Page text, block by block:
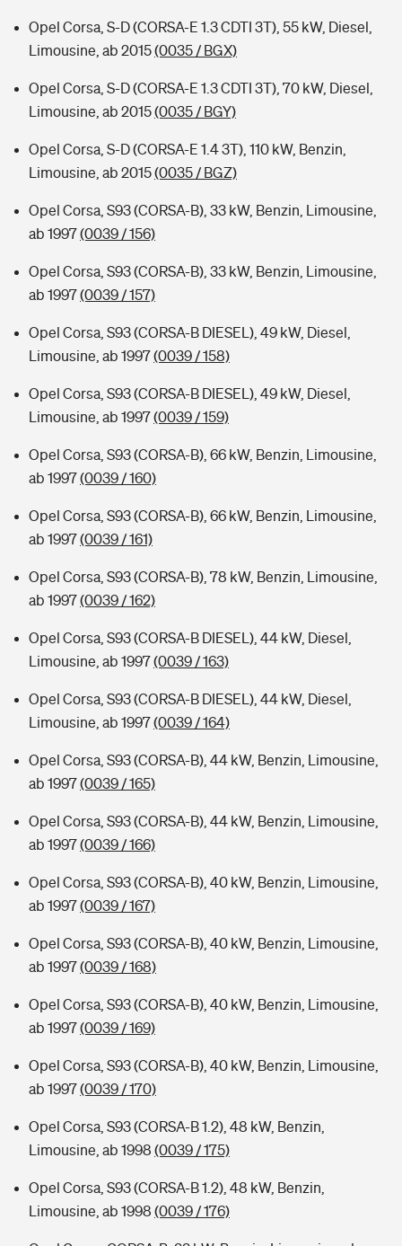
Opel Corsa, S-D (CORSA-E 1.3 CDTI 3T), 55 kW, Diesel,
Limousine, ab 2015(0035 / BGX)
Opel Corsa, S-D (CORSA-E 1.3 CDTI 3T), 70 kW, Diesel,
Limousine, ab 2015(0035 / BGY)
Opel Corsa, S-D (CORSA-E 1.4 3T), 110 kW, Benzin,
Limousine, ab 2015(0035 / BGZ)
Opel Corsa, S93 (CORSA-B), 33 kW, Benzin, Limousine,
ab 1997(0039 / 156)
Opel Corsa, S93 (CORSA-B), 33 kW, Benzin, Limousine,
ab 1997(0039 / 157)
Opel Corsa, S93 (CORSA-B DIESEL), 49 kW, Diesel,
Limousine, ab 1997(0039 / 158)
Opel Corsa, S93 (CORSA-B DIESEL), 49 kW, Diesel,
Limousine, ab 1997(0039 / 159)
Opel Corsa, S93 (CORSA-B), 66 kW, Benzin, Limousine,
ab 1997(0039 / 160)
Opel Corsa, S93 (CORSA-B), 66 kW, Benzin, Limousine,
ab 1997(0039 / 161)
Opel Corsa, S93 (CORSA-B), 78 kW, Benzin, Limousine,
ab 1997(0039 / 162)
Opel Corsa, S93 (CORSA-B DIESEL), 44 kW, Diesel,
Limousine, ab 1997(0039 / 163)
Opel Corsa, S93 (CORSA-B DIESEL), 44 kW, Diesel,
Limousine, ab 1997(0039 / 164)
Opel Corsa, S93 (CORSA-B), 44 kW, Benzin, Limousine,
ab 1997(0039 / 165)
Opel Corsa, S93 (CORSA-B), 44 kW, Benzin, Limousine,
ab 1997(0039 / 166)
Opel Corsa, S93 (CORSA-B), 40 kW, Benzin, Limousine,
ab 1997(0039 / 167)
Opel Corsa, S93 (CORSA-B), 40 kW, Benzin, Limousine,
ab 1997(0039 / 168)
Opel Corsa, S93 (CORSA-B), 40 kW, Benzin, Limousine,
ab 1997(0039 / 169)
Opel Corsa, S93 (CORSA-B), 40 kW, Benzin, Limousine,
ab 1997(0039 / 170)
Opel Corsa, S93 (CORSA-B 1.2), 48 kW, Benzin,
Limousine, ab 1998 (0039 / 175)
Opel Corsa, S93 (CORSA-B 1.2), 48 kW, Benzin,
Limousine, ab 1998 (0039 / 176)